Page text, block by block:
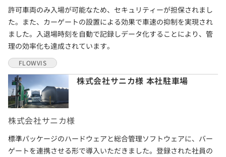
許可車両のみ入場が可能なため、セキュリティーが担保されまし
た。また、カーゲートの設置による効果で車速の抑制を実現され
ました。入退場時刻を自動で記録しデータ化することにより、管
理の効率化も達成されています。
FLOWVIS
株式会社サニカ様 本社駐車場
株式会社サニカ様
標準パッケージのハードウェアと総合管理ソフトウェアに、バー
ゲートを連携させる形で導入いただきました。登録された社員の